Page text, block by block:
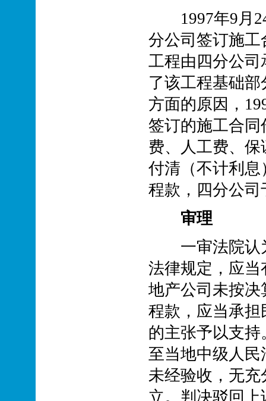
1997年9月24
分公司签订施
工程由四分公
了该工程基础
方面的原因，
签订的施工合
费、人工费、
付清（不计利
程款，四分公司
审理
一审法院认为
法律规定，应
地产公司未按
程款，应当承
的主张予以支
至当地中级人
未经验收，无
立。判决驳回